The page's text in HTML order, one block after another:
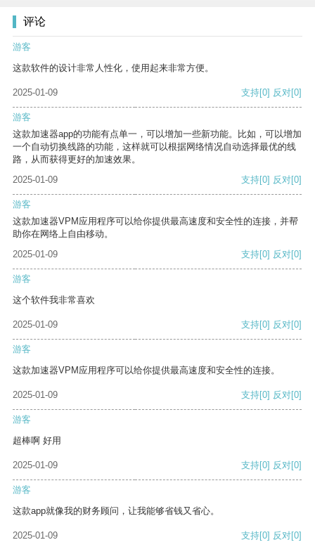
评论
游客
这款软件的设计非常人性化，使用起来非常方便。
2025-01-09 支持[0] 反对[0]
游客
这款加速器app的功能有点单一，可以增加一些新功能。比如，可以增加
一个自动切换线路的功能，这样就可以根据网络情况自动选择最优的线
路，从而获得更好的加速效果。
2025-01-09
支持[0] 反对[0]
游客
这款加速器VPM应用程序可以给你提供最高速度和安全性的连接，并帮
助你在网络上自由移动。
2025-01-09
支持[0] 反对[0]
游客
这个软件我非常喜欢
2025-01-09 支持[0] 反对[0]
游客
这款加速器VPM应用程序可以给你提供最高速度和安全性的连接。
2025-01-09 支持[0] 反对[0]
游客
超棒啊 好用
2025-01-09 支持[0] 反对[0]
游客
这款app就像我的财务顾问，让我能够省钱又省心。
2025-01-09 支持[0] 反对[0]